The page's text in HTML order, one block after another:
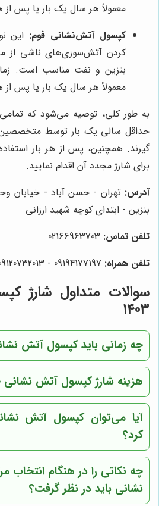
معمولاً هر سال یک بار یا پس از
کپسول آتش‌نشانی فوم: این
کردن آتش‌سوزی‌های ناشی از
بنزین و نفت مناسب است.
معمولاً هر سال یک بار یا پس از
به طور کلی، توصیه می‌شود که
حداقل سالی یک بار توسط متخصصین
گیرند. همچنین، پس از هر بار
برای شارژ مجدد آن اقدام نمایید.
آدرس: تهران - حسن آباد - خیابان
بنزین - ابتدای کوچه شهید ارزانی
تلفن تماس:
تلفن همراه:
سوالات متداول شارژ
۱۴۰۳
چه زمانی باید کپسول آتش
هزینه شارژ کپسول آتش
آیا می‌توان کپسول آتش
کرد؟
چه نکاتی را در هنگام انتخاب
نشانی باید در نظر گرفت؟